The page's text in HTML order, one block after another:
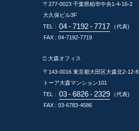
〒277-0023 千葉県柏市中央1-4-16-2
大久保ビル3F
TEL : 04 - 7192 - 7717
（代表)
FAX : 04-7192-7719
□ 大森オフィス
〒143-0016 東京都大田区大森北2-12-8
トーア大森マンション101
TEL : 03 - 6826 - 2329
（代表)
FAX : 03-6783-4586